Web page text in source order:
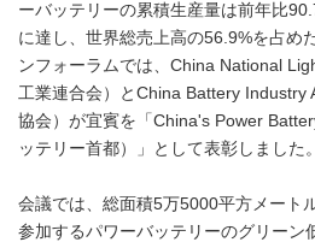
ーバッテリーの累積生産量は前年比
に達し、世界総売上高の56.9%を占め
ンフォーラムでは、China National
工業連合会）とChina Battery Industry
協会）が宜賓を「China's Power
ッテリー首都）」として表彰しました。
会議では、総面積5万5000平方メート
参加するパワーバッテリーのグリーン